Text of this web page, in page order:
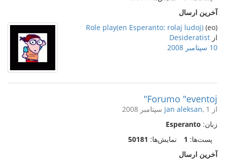
آخرین ارسال
(eo)
Role play(en Esperanto: rolaj ludoj)
از Desideratist
10 سپتامبر 2008
Forumo "eventoj"
از jan aleksan, 1 سپتامبر 2008
زبان: Esperanto
پست‌ها: 1 نمایش‌ها: 50181
آخرین ارسال